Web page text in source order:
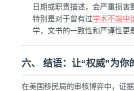
日期或职责描述，会严重损害
特别是对于曾有过学术不端申
学，文书的一致性和严谨性更
六、 结语：让“权威”为你
在美国移民局的审核博弈中，证